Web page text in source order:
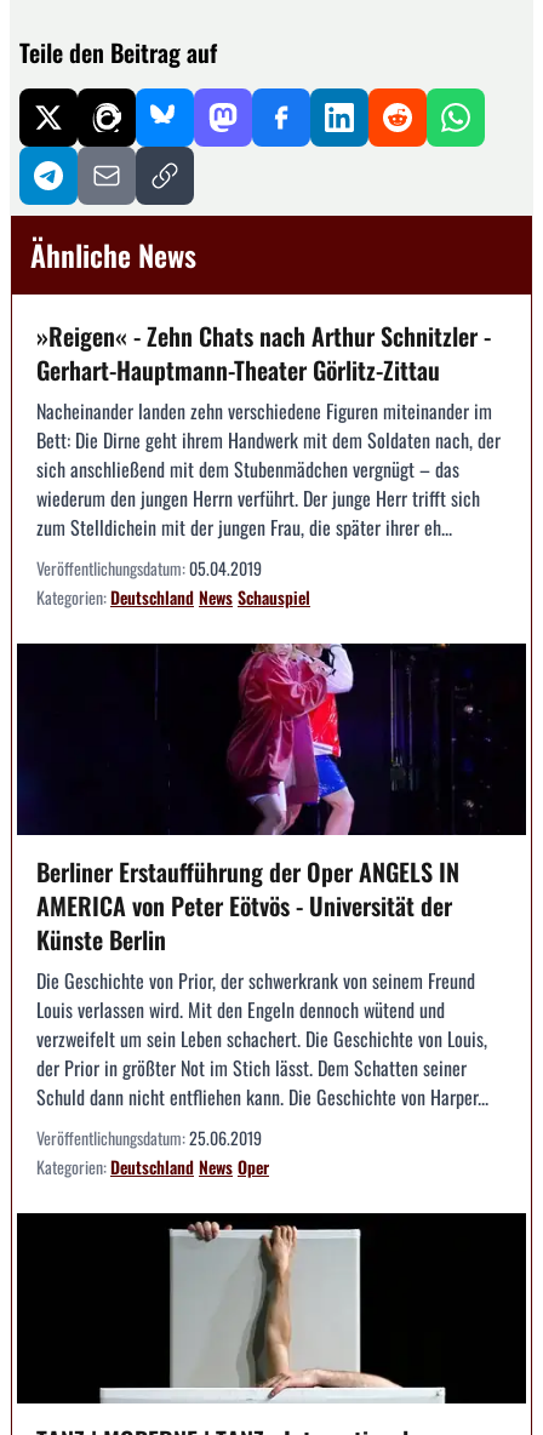
Teile den Beitrag auf
Ähnliche News
»Reigen« - Zehn Chats nach Arthur Schnitzler -
Gerhart-Hauptmann-Theater Görlitz-Zittau
Nacheinander landen zehn verschiedene Figuren miteinander im
Bett: Die Dirne geht ihrem Handwerk mit dem Soldaten nach, der
sich anschließend mit dem Stubenmädchen vergnügt – das
wiederum den jungen Herrn verführt. Der junge Herr trifft sich
zum Stelldichein mit der jungen Frau, die später ihrer eh...
Veröffentlichungsdatum:05.04.2019
Kategorien:DeutschlandNewsSchauspiel
Berliner Erstaufführung der Oper ANGELS IN
AMERICA von Peter Eötvös - Universität der
Künste Berlin
Die Geschichte von Prior, der schwerkrank von seinem Freund
Louis verlassen wird. Mit den Engeln dennoch wütend und
verzweifelt um sein Leben schachert. Die Geschichte von Louis,
der Prior in größter Not im Stich lässt. Dem Schatten seiner
Schuld dann nicht entfliehen kann. Die Geschichte von Harper...
Veröffentlichungsdatum:25.06.2019
Kategorien:DeutschlandNewsOper